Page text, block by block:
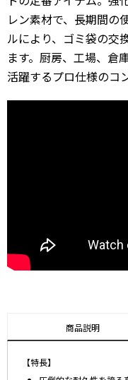
レン素材で、長期間の
ルにより、ゴミ袋の交
ます。厨房、工場、倉
活躍するプロ仕様のコ
商品説明
【特長】